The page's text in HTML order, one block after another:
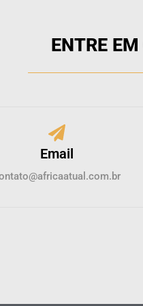
ENTRE
Email